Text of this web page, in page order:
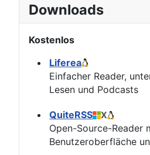
Downloads
Kostenlos
Liferea
Einfacher Reader,
Lesen und Podcasts
QuiteRSS X
Open-Source-Reader
Benutzeroberfläche